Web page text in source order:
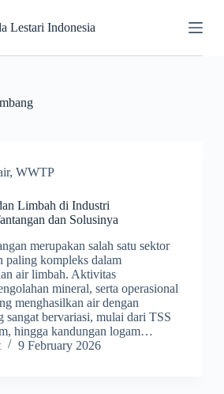
Lestari Indonesia
, WWTP
Limbah di Industri
dan Solusinya
merupakan salah satu sektor
paling kompleks dalam
air limbah. Aktivitas
mineral, serta operasional
menghasilkan air dengan
sangat bervariasi, mulai dari TSS
hingga kandungan logam…
9 February 2026